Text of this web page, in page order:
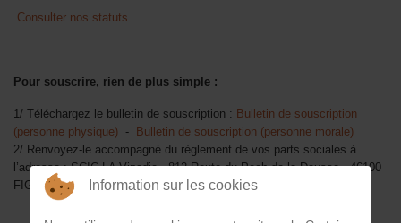
Consulter nos statuts
Pour souscrire, rien de plus simple :
1/ Téléchargez le bulletin de souscription : Bulletin de souscription
(personne physique) -
Bulletin de souscription (personne morale)
2/ Renvoyez-le accompagné du règlement de vos parts sociales à
l’adresse : SCIC LA Vinadie - 812 Route du Pech de la Dausse - 46100
FIGEAC
Information sur les cookies